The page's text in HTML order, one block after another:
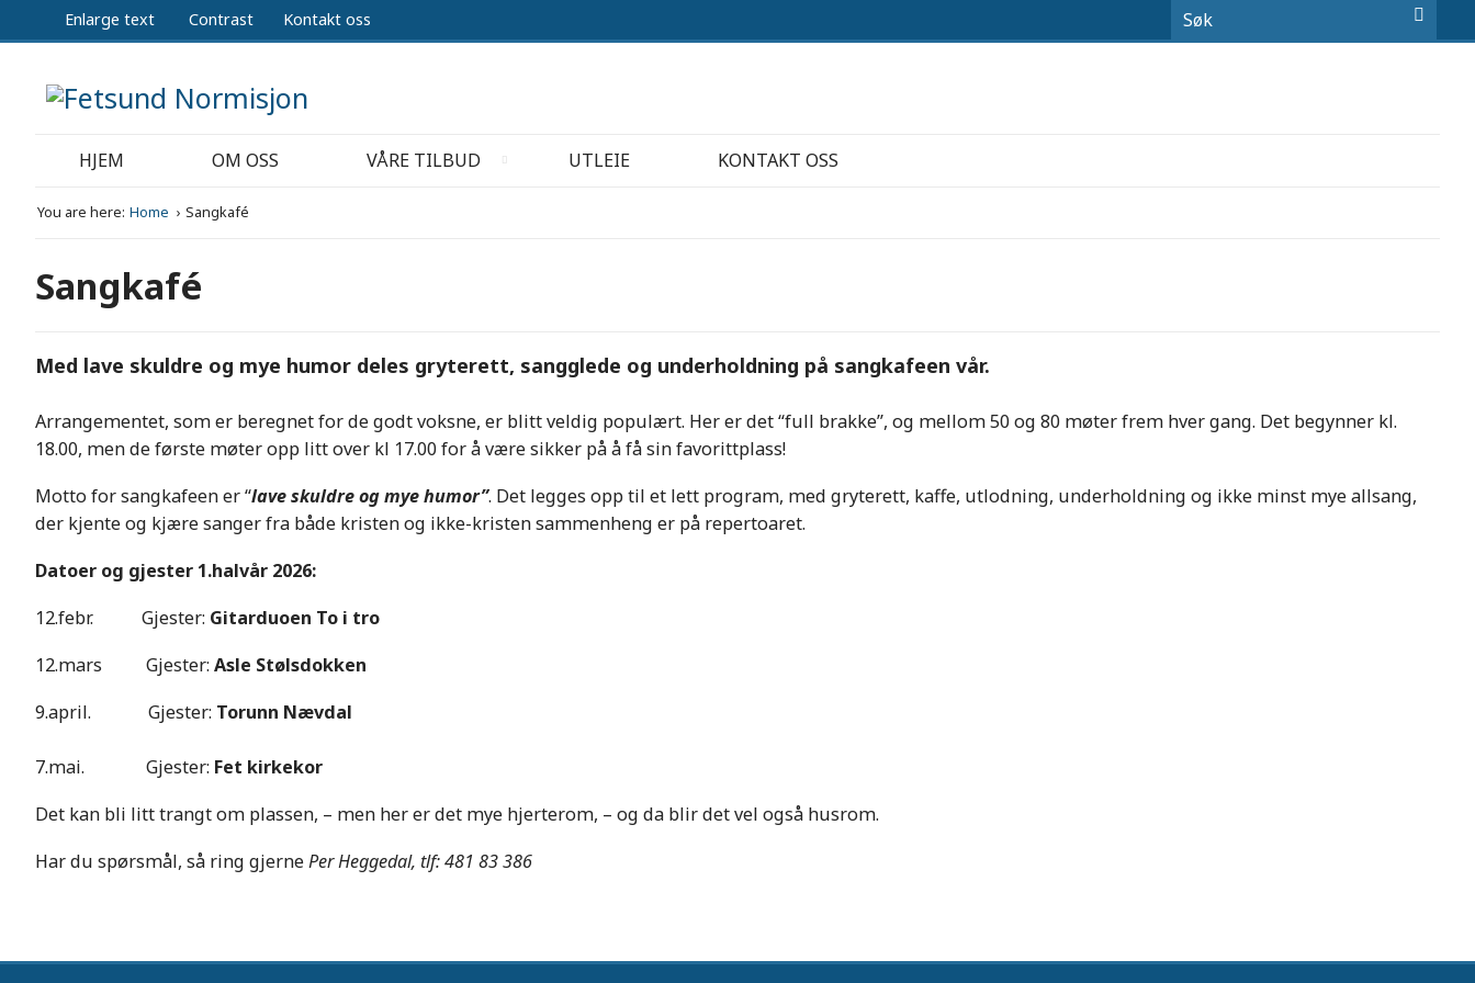
Enlarge text Contrast Kontakt oss
HJEM OM OSS VÅRE TILBUD UTLEIE KONTAKT OSS
You are here: Home Sangkafé
Sangkafé
Med lave skuldre og mye humor deles gryterett, sangglede og underholdning på sangkafeen vår.
Arrangementet, som er beregnet for de godt voksne, er blitt veldig populært. Her er det “full brakke”, og mellom 50 og 80 møter frem hver gang. Det begynner kl.
18.00, men de første møter opp litt over kl 17.00 for å være sikker på å få sin favorittplass!
Motto for sangkafeen er “lave skuldre og mye humor”. Det legges opp til et lett program, med gryterett, kaffe, utlodning, underholdning og ikke minst mye allsang,
der kjente og kjære sanger fra både kristen og ikke-kristen sammenheng er på repertoaret.
Datoer og gjester 1.halvår 2026:
12.febr. Gjester: Gitarduoen To i tro
12.mars Gjester: Asle Stølsdokken
9.april. Gjester: Torunn Nævdal
7.mai. Gjester: Fet kirkekor
Det kan bli litt trangt om plassen, – men her er det mye hjerterom, – og da blir det vel også husrom.
Har du spørsmål, så ring gjernePer Heggedal, tlf: 481 83 386